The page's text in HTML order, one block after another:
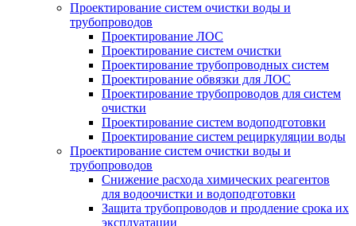
Проектирование систем очистки воды и
трубопроводов
Проектирование ЛОС
Проектирование систем очистки
Проектирование трубопроводных систем
Проектирование обвязки для ЛОС
Проектирование трубопроводов для систем
очистки
Проектирование систем водоподготовки
Проектирование систем рециркуляции воды
Проектирование систем очистки воды и
трубопроводов
Снижение расхода химических реагентов
для водоочистки и водоподготовки
Защита трубопроводов и продление срока их
эксплуатации